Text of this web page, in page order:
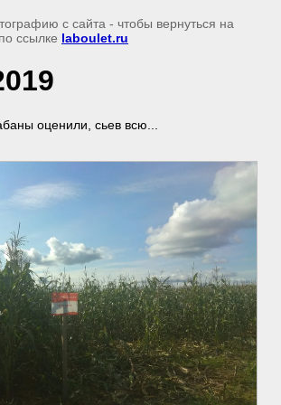
с сайта - чтобы вернуться на
ссылке laboulet.ru
оценили, сьев всю...